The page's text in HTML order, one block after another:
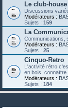
Le club-
Discussions
Modérateurs :
Sujets : 159
La
Communications,
Modérateurs :
Sujets : 25
Cinquo-Retro
L'activité rétro
en bois, connaître
Modérateurs :
Sujets : 184